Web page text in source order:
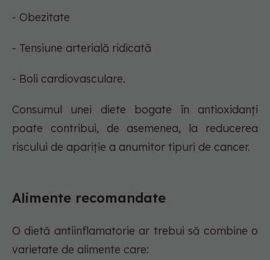
- Obezitate
- Tensiune arterială ridicată
- Boli cardiovasculare.
Consumul unei diete bogate în antioxidanți
poate contribui, de asemenea, la reducerea
riscului de apariție a anumitor tipuri de cancer.
Alimente recomandate
O dietă antiinflamatorie ar trebui să combine o
varietate de alimente care: